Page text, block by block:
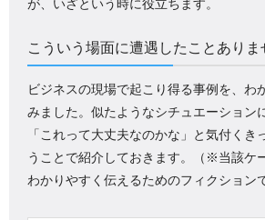
が、いざという時に役立ちます。
こういう場面に遭遇したことありま
ビジネスの現場で起こり得る事例を、わ
みました。似たようなシチュエーション
「これって大丈夫なのかな」と気付くき
うことで紹介しておきます。（※当該ケ
わかりやすく伝えるためのフィクション